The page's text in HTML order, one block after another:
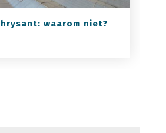
waarom niet?